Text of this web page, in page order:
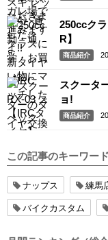
250ccク
R】
商品紹介
スクータ
ョ!
商品紹介
この記事のキーワード
ナップス 練馬
バイクカスタム